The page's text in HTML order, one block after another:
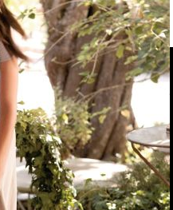
Κουβερτές για μωρό
Baby swaddle wraps
Μεταξωτή μαξιλαροθήκη
Ενδύματα
Γυνεκεία
Φορέματα
Μπλούζες & Σακάκια